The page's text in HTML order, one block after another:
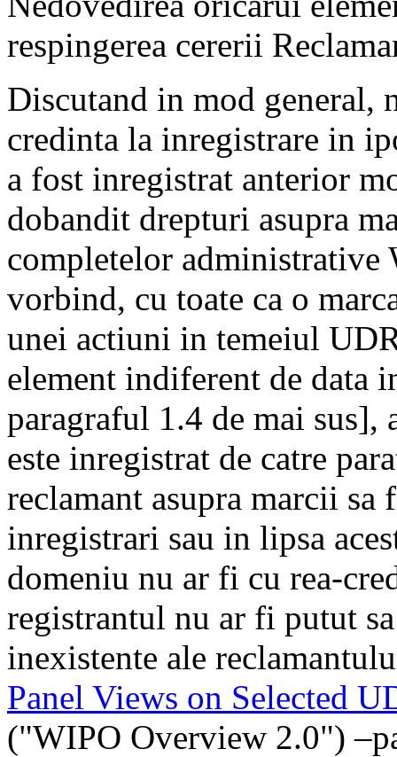
respingerea cererii
Discutand in mod general,
credinta la inregistrare in
a fost inregistrat anterior
dobandit drepturi asupra
completelor administrative
vorbind, cu toate ca o
unei actiuni in temeiul
element indiferent de data
paragraful 1.4 de mai sus],
este inregistrat de catre
reclamant asupra marcii
inregistrari sau in lipsa
domeniu nu ar fi cu rea-
registrantul nu ar fi putut
inexistente ale
Panel Views on Selected
("WIPO Overview 2.0")